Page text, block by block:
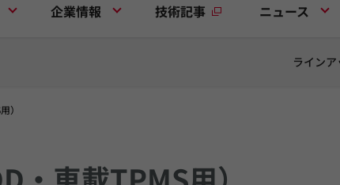
企業情報 技術記事 ニュース
ライン
）